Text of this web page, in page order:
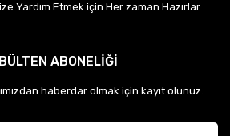
Yardım Etmek için Her zaman Hazırlar
ABONELİĞİ
haberdar olmak için kayıt olunuz.